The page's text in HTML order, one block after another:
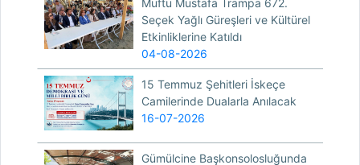
Müftü Mustafa Trampa 672.
Seçek Yağlı Güreşleri ve Kültürel
Etkinliklerine Katıldı
04-08-2026
15 Temmuz Şehitleri İskeçe
Camilerinde Dualarla Anılacak
16-07-2026
Gümülcine Başkonsolosluğunda